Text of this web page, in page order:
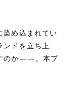
染め込まれてい
ンドを立ち上
のか——。本プ